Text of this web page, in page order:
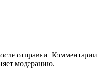
отправки.
модерацию.